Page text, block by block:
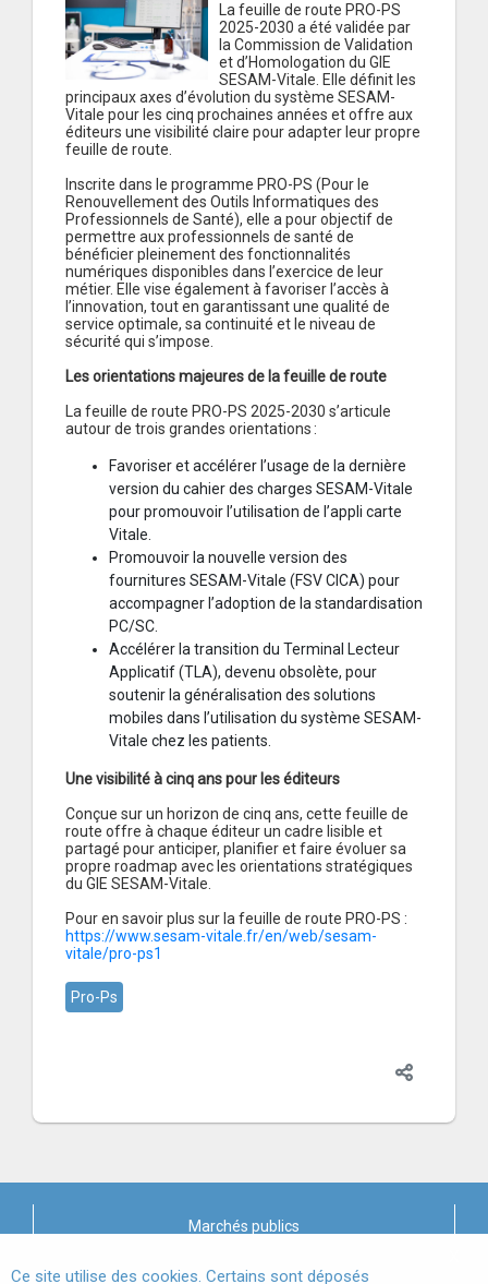
La feuille de route PRO-PS
2025-2030 a été validée par
la Commission de Validation
et d’Homologation du GIE
SESAM-Vitale. Elle définit les
principaux axes d’évolution du système SESAM-
Vitale pour les cinq prochaines années et offre aux
éditeurs une visibilité claire pour adapter leur propre
feuille de route.
Inscrite dans le programme PRO-PS (Pour le
Renouvellement des Outils Informatiques des
Professionnels de Santé), elle a pour objectif de
permettre aux professionnels de santé de
bénéficier pleinement des fonctionnalités
numériques disponibles dans l’exercice de leur
métier. Elle vise également à favoriser l’accès à
l’innovation, tout en garantissant une qualité de
service optimale, sa continuité et le niveau de
sécurité qui s’impose.
Les orientations majeures de la feuille de route
La feuille de route PRO-PS 2025-2030 s’articule
autour de trois grandes orientations :
Favoriser et accélérer l’usage de la dernière
version du cahier des charges SESAM-Vitale
pour promouvoir l’utilisation de l’appli carte
Vitale.
Promouvoir la nouvelle version des
fournitures SESAM-Vitale (FSV CICA) pour
accompagner l’adoption de la standardisation
PC/SC.
Accélérer la transition du Terminal Lecteur
Applicatif (TLA), devenu obsolète, pour
soutenir la généralisation des solutions
mobiles dans l’utilisation du système SESAM-
Vitale chez les patients.
Une visibilité à cinq ans pour les éditeurs
Conçue sur un horizon de cinq ans, cette feuille de
route offre à chaque éditeur un cadre lisible et
partagé pour anticiper, planifier et faire évoluer sa
propre roadmap avec les orientations stratégiques
du GIE SESAM-Vitale.
Pour en savoir plus sur la feuille de route PRO-PS :
https://www.sesam-vitale.fr/en/web/sesam-
vitale/pro-ps1
Pro-Ps
Marchés publics
Mentions légales
Ce site utilise des cookies. Certains sont déposés